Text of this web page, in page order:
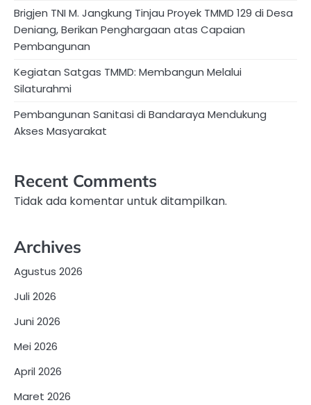
Brigjen TNI M. Jangkung Tinjau Proyek TMMD 129 di Desa
Deniang, Berikan Penghargaan atas Capaian
Pembangunan
Kegiatan Satgas TMMD: Membangun Melalui
Silaturahmi
Pembangunan Sanitasi di Bandaraya Mendukung
Akses Masyarakat
Recent Comments
Tidak ada komentar untuk ditampilkan.
Archives
Agustus 2026
Juli 2026
Juni 2026
Mei 2026
April 2026
Maret 2026